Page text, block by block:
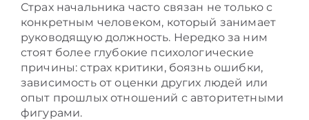
Страх начальника часто связан не только с
конкретным человеком, который занимает
руководящую должность. Нередко за ним
стоят более глубокие психологические
причины: страх критики, боязнь ошибки,
зависимость от оценки других людей или
опыт прошлых отношений с авторитетными
фигурами.